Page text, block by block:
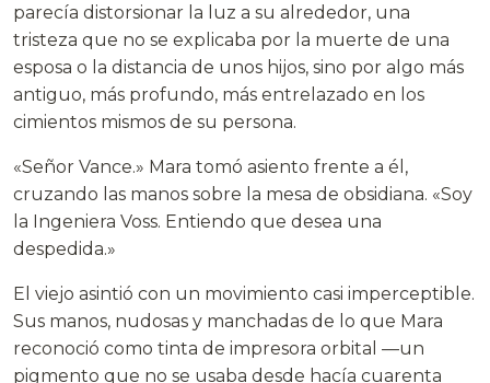
parecía distorsionar la luz a su alrededor, una
tristeza que no se explicaba por la muerte de una
esposa o la distancia de unos hijos, sino por algo más
antiguo, más profundo, más entrelazado en los
cimientos mismos de su persona.
«Señor Vance.» Mara tomó asiento frente a él,
cruzando las manos sobre la mesa de obsidiana. «Soy
la Ingeniera Voss. Entiendo que desea una
despedida.»
El viejo asintió con un movimiento casi imperceptible.
Sus manos, nudosas y manchadas de lo que Mara
reconoció como tinta de impresora orbital —un
pigmento que no se usaba desde hacía cuarenta